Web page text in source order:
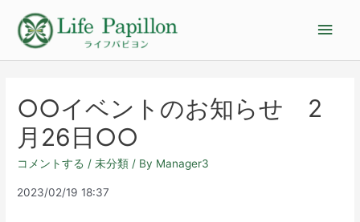
○○イベントのお知らせ 2
月26日○○
コメントする /未分類 / By Manager3
2023/02/19 18:37